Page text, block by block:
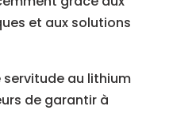
et aux solutions
au lithium
de garantir à